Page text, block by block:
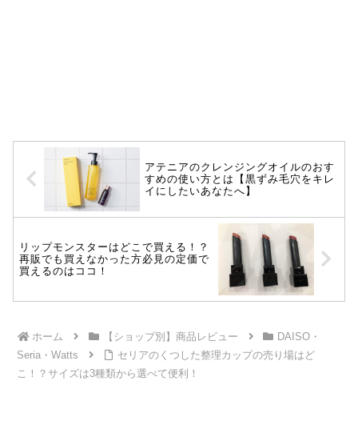
アテニアのクレンジングオイルのおす
すめの使い方とは【黒ずみ毛穴をキレ
イにしたいあなたへ】
リップモンスターはどこで買える！？
再販でも買えなかった方必見の定価で
買えるのはココ！
ホーム 【ショップ別】商品レビュー
DAISO・
Seria・Watts
セリアのくつした整理カップの売り場はど
こ！？サイズは3種類から選べて便利！